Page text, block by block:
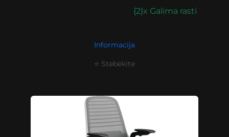
{2}x Galima rasti
Informacija
⭐ Stebėkite